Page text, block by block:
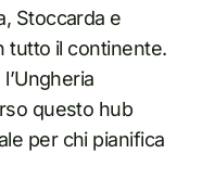
Stoccarda e
tutto il continente.
questo hub
per chi pianifica